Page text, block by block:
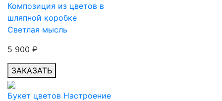
Композиция из цветов в
шляпной коробке
Светлая мысль
5 900 ₽
ЗАКАЗАТЬ
Букет цветов Настроение